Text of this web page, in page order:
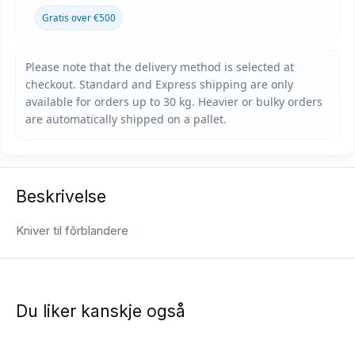
Gratis over €500
Beskrivelse
Kniver til fôrblandere
Du liker kanskje også